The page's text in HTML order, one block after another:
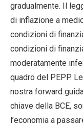
gradualmente. Il
di inflazione a
condizioni di
condizioni di
moderatamente
quadro del PEPP.
nostra forward
chiave della BCE,
l’economia a